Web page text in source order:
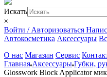
Искать
×
Войти / Авторизоваться
Автокосметика Аксессуары
О нас Магазин Сервис
Главная Аксессуары Губки,
Glosswork Block Applicator